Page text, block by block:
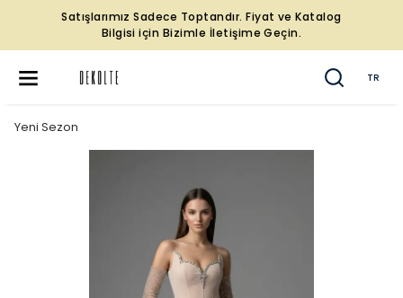
Satışlarımız Sadece Toptandır. Fiyat ve Katalog
Bilgisi için Bizimle İletişime Geçin.
TR
Yeni Sezon